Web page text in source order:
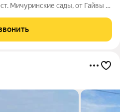
Мичуринские сады, от Гайвы 5-
общим забором, есть